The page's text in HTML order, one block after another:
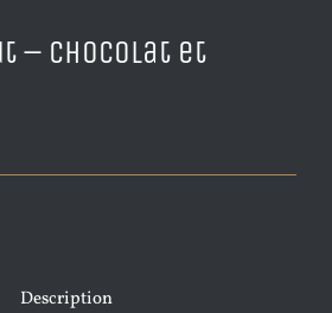
– Chocolat et
Description